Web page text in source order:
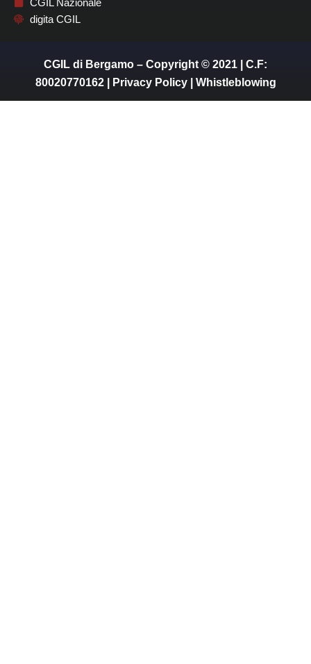
CGIL Nazionale
digita CGIL
CGIL di Bergamo – Copyright © 2021 | C.F:
80020770162 |
Privacy Policy| Whistleblowing